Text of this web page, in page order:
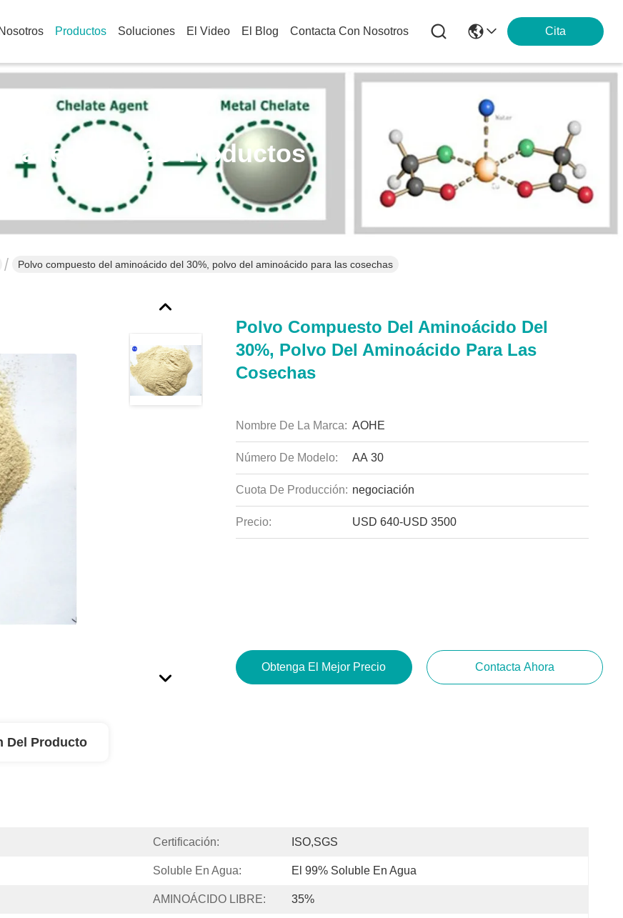
Productos Soluciones El Video El Blog Contacta Con Nosotros Cita
De Los Productos
Polvo compuesto del aminoácido del 30%, polvo del aminoácido para las cosechas
Polvo Compuesto Del Aminoácido Del
30%, Polvo Del Aminoácido Para Las
Cosechas
Nombre De La Marca: AOHE
Número De Modelo: AA 30
Cuota De Producción: negociación
Precio: USD 640-USD 3500
Obtenga El Mejor Precio Contacta Ahora
Del Producto
Certificación: ISO,SGS
Soluble En Agua: El 99% Soluble En Agua
AMINOÁCIDO LIBRE: 35%